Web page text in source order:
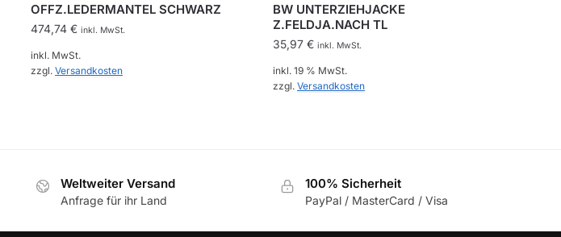
OFFZ.LEDERMANTEL SCHWARZ
474,74 € inkl. MwSt.
inkl. MwSt.
zzgl. Versandkosten
Varianten
BW UNTERZIEHJACKE
Z.FELDJA.NACH TL
35,97 € inkl. MwSt.
inkl. 19 % MwSt.
zzgl. Versandkosten
Weltweiter Versand
Anfrage für ihr Land
100% Sicherheit
PayPal / MasterCard / Visa